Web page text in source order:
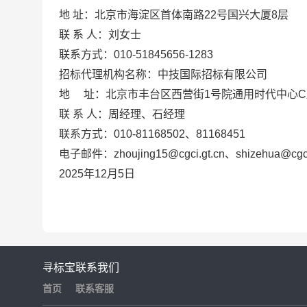
地 址：北京市海淀区首体南路22号国兴大厦8层
联 系 人：刘女士
联系方式： 010-51845656-1283
招标代理机构名称：中技国际招标有限公司
地
址：北京市丰台区西营街1号院通用时代中心C
联 系 人：周经理、石经理
联系方式： 010-81168502、 81168451
电子邮件： zhoujing15@cgci.gt.cn、
2025年12月 5 日
寻标宝
首页
联系我们
联系客服